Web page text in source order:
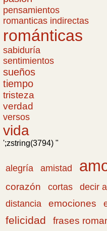
pensamientos
romanticas indirectas
románticas
sabiduría
sentimientos
sueños
tiempo
tristeza
verdad
versos
vida
';zstring(3794) "
alegría amistad
corazón
cortas decir
distancia emociones
felicidad frases